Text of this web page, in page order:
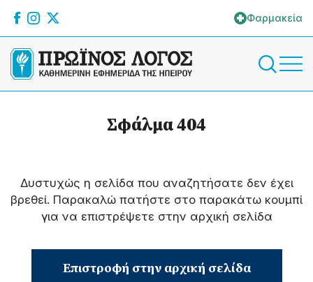
Φαρμακεία
Σφάλμα 404
Δυστυχώς η σελίδα που αναζητήσατε δεν έχει
βρεθεί. Παρακαλώ πατήστε στο παρακάτω κουμπί
για να επιστρέψετε στην αρχική σελίδα
Επιστροφή στην αρχική σελίδα